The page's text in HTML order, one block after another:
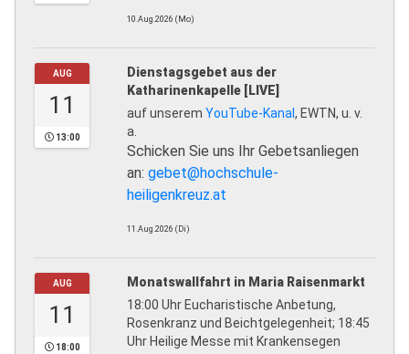
10.Aug.2026 (Mo)
AUG
11
13:00
Dienstagsgebet aus der
Katharinenkapelle [LIVE]
auf unserem YouTube-Kanal, EWTN, u. v.
a.
Schicken Sie uns Ihr Gebetsanliegen
an: gebet@hochschule-
heiligenkreuz.at
11.Aug.2026 (Di)
AUG
11
18:00
Monatswallfahrt in Maria Raisenmarkt
18:00 Uhr Eucharistische Anbetung,
Rosenkranz und Beichtgelegenheit; 18:45
Uhr Heilige Messe mit Krankensegen